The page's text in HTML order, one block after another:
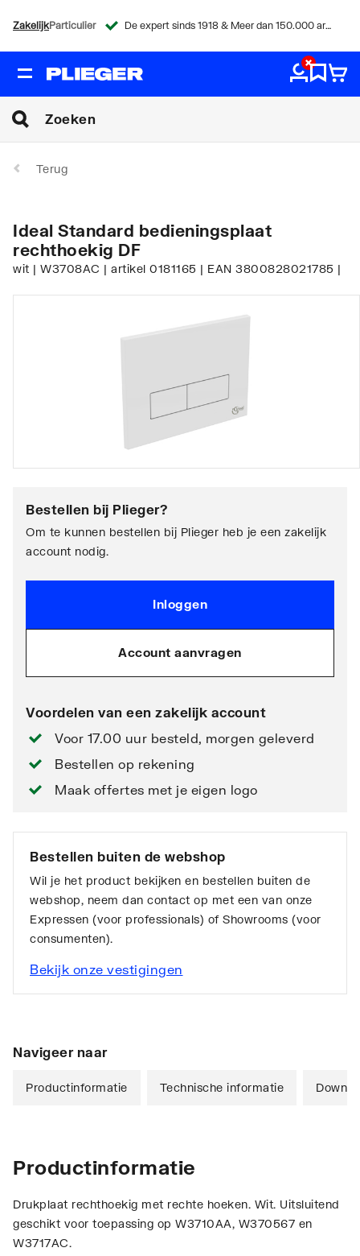
ZakelijkParticulier De expert sinds 1918 & Meer dan 150.000 artikelen
Terug
Ideal Standard bedieningsplaat
rechthoekig DF
wit | W3708AC | artikel 0181165 | EAN 3800828021785 |
Bestellen bij Plieger?
Om te kunnen bestellen bij Plieger heb je een zakelijk
account nodig.
Inloggen
Account aanvragen
Voordelen van een zakelijk account
Voor 17.00 uur besteld, morgen geleverd
Bestellen op rekening
Maak offertes met je eigen logo
Bestellen buiten de webshop
Wil je het product bekijken en bestellen buiten de
webshop, neem dan contact op met een van onze
Expressen (voor professionals) of Showrooms (voor
consumenten).
Bekijk onze vestigingen
Navigeer naar
Productinformatie Technische informatie
Productinformatie
Drukplaat rechthoekig met rechte hoeken. Wit. Uitsluitend
geschikt voor toepassing op W3710AA, W370567 en
W3717AC.